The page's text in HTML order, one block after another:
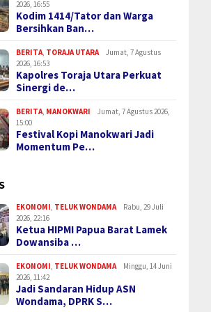
2026, 16:55
Kodim 1414/Tator dan Warga
Bersihkan Ban…
BERITA TORAJA UTARA
Jumat, 7 Agustus
2026, 16:53
Kapolres Toraja Utara Perkuat
Sinergi de…
BERITA MANOKWARI
Jumat, 7 Agustus 2026,
15:00
Festival Kopi Manokwari Jadi
Momentum Pe…
EKONOMI TELUK WONDAMA
Rabu, 29 Juli
2026, 22:16
Ketua HIPMI Papua Barat Lamek
Dowansiba …
EKONOMI TELUK WONDAMA
Minggu, 14 Juni
2026, 11:42
Jadi Sandaran Hidup ASN
Wondama, DPRK S…